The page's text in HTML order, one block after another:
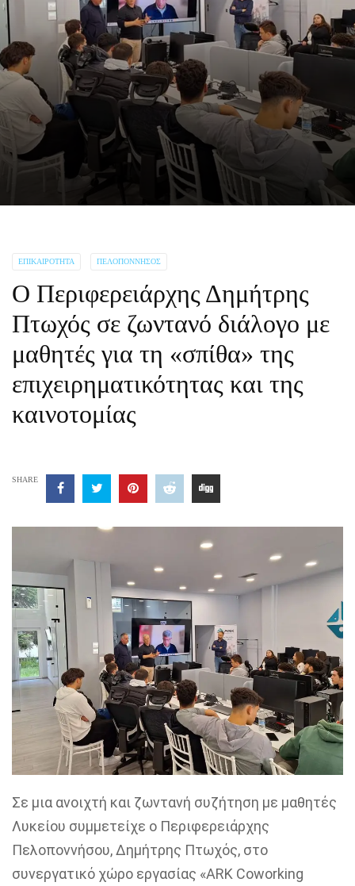
ΕΠΙΚΑΙΡΌΤΗΤΑ ΠΕΛΟΠΌΝΝΗΣΟΣ
Ο Περιφερειάρχης Δημήτρης
Πτωχός σε ζωντανό διάλογο με
μαθητές για τη «σπίθα» της
επιχειρηματικότητας και της
καινοτομίας
SHARE
Σε μια ανοιχτή και ζωντανή συζήτηση με μαθητές
Λυκείου συμμετείχε ο Περιφερειάρχης
Πελοποννήσου, Δημήτρης Πτωχός, στο
συνεργατικό χώρο εργασίας «ARK Coworking